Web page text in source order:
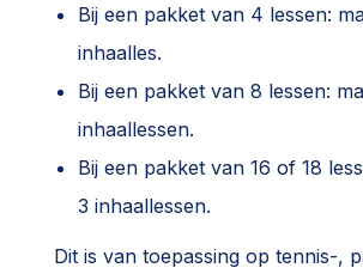
Bij een pakket van 4 lessen:
inhaalles.
Bij een pakket van 8 lessen:
inhaallessen.
Bij een pakket van 16 of 18
3 inhaallessen.
Dit is van toepassing op tennis-,